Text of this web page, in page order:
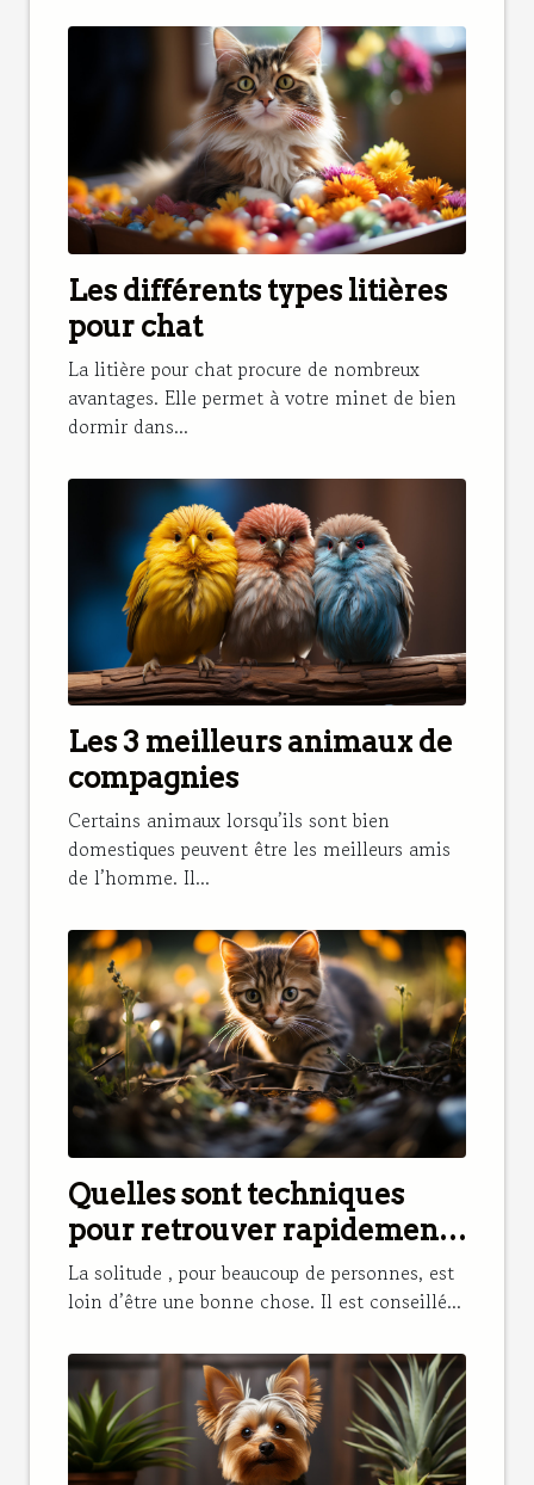
Les différents types litières
pour chat
La litière pour chat procure de nombreux
avantages. Elle permet à votre minet de bien
dormir dans...
Les 3 meilleurs animaux de
compagnies
Certains animaux lorsqu’ils sont bien
domestiques peuvent être les meilleurs amis
de l’homme. Il...
Quelles sont techniques
pour retrouver rapidement
son chat perdu ?
La solitude , pour beaucoup de personnes, est
loin d’être une bonne chose. Il est conseillé...